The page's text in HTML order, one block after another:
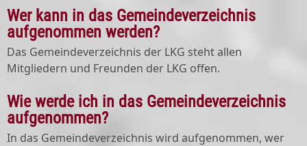
Wer kann in das Gemeindeverzeichnis
aufgenommen werden?
Das Gemeindeverzeichnis der LKG steht allen
Mitgliedern und Freunden der LKG offen.
Wie werde ich in das Gemeindeverzeichnis
aufgenommen?
In das Gemeindeverzeichnis wird aufgenommen, wer